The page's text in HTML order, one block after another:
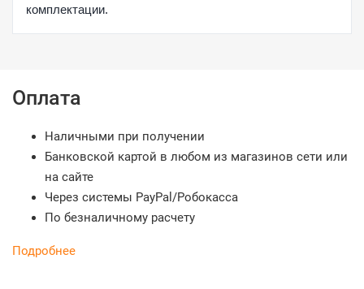
комплектации.
Оплата
Наличными при получении
Банковской картой в любом из магазинов сети или
на сайте
Через системы PayPal/Робокасса
По безналичному расчету
Подробнее